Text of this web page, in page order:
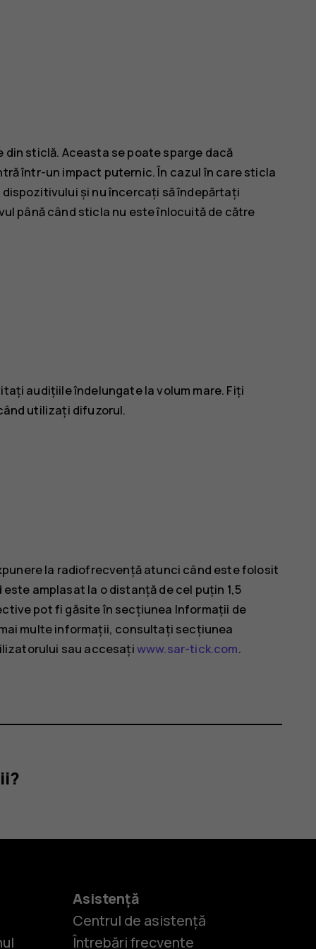
sticlă. Aceasta se poate sparge dacă
într-un impact puternic. În cazul în care sticla
și nu încercați să îndepărtați
până când sticla nu este înlocuită de către
audițiile îndelungate la volum mare. Fiți
utilizați difuzorul.
la radiofrecvență atunci când este folosit
amplasat la o distanță de cel puțin 1,5
pot fi găsite în secțiunea Informații de
multe informații, consultați secțiunea
sau accesațiwww.sar-tick.com.
Asistență
Centrul de asistență
Întrebări frecvente